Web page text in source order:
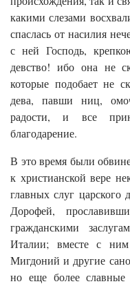
какими слезами
спаслась от насилия
с ней Господь,
девство! ибо она не
которые подобает не
дева, павши ниц,
радости, и все
благодарение.
В это время были
к христианской вере
главных слуг царского
Дорофей,
гражданскими
Италии; вместе с
Мигдоний и другие
но еще более славные